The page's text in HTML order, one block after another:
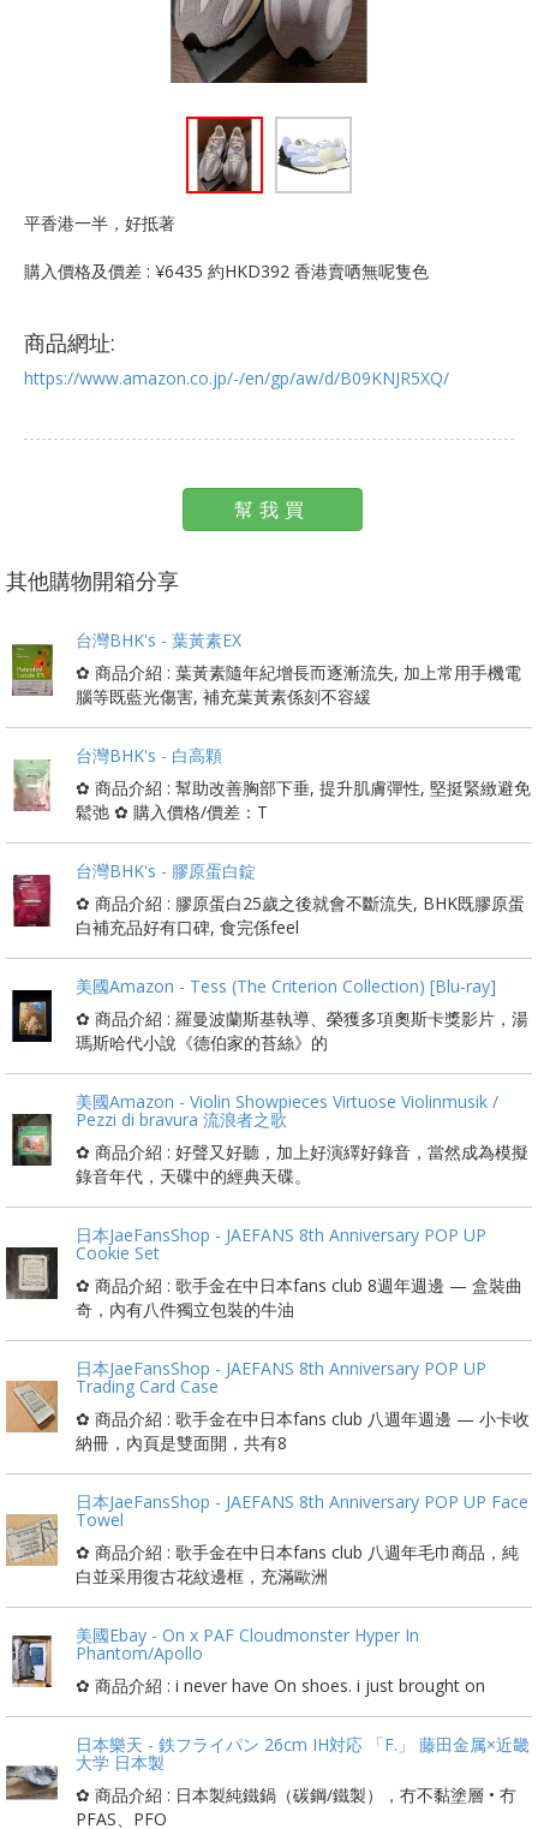
平香港一半，好抵著
購入價格及價差 : ¥6435 約HKD392 香港賣哂無呢隻色
商品網址:
https://www.amazon.co.jp/-/en/gp/aw/d/B09KNJR5XQ/
幫我買
其他購物開箱分享
台灣BHK's - 葉黃素EX
✿ 商品介紹 : 葉黃素隨年紀增長而逐漸流失, 加上常用手機電
腦等既藍光傷害, 補充葉黃素係刻不容緩
台灣BHK's - 白高顆
✿ 商品介紹 : 幫助改善胸部下垂, 提升肌膚彈性, 堅挺緊緻避免
鬆弛 ✿ 購入價格/價差：T
台灣BHK's - 膠原蛋白錠
✿ 商品介紹 : 膠原蛋白25歲之後就會不斷流失, BHK既膠原蛋
白補充品好有口碑, 食完係feel
美國Amazon - Tess (The Criterion Collection) [Blu-ray]
✿ 商品介紹 : 羅曼波蘭斯基執導、榮獲多項奧斯卡獎影片，湯
瑪斯哈代小說《德伯家的苔絲》的
美國Amazon - Violin Showpieces Virtuose Violinmusik /
Pezzi di bravura 流浪者之歌
✿ 商品介紹 : 好聲又好聽，加上好演繹好錄音，當然成為模擬
錄音年代，天碟中的經典天碟。
日本JaeFansShop - JAEFANS 8th Anniversary POP UP
Cookie Set
✿ 商品介紹 : 歌手金在中日本fans club 8週年週邊 — 盒裝曲
奇，內有八件獨立包裝的牛油
日本JaeFansShop - JAEFANS 8th Anniversary POP UP
Trading Card Case
✿ 商品介紹 : 歌手金在中日本fans club 八週年週邊 — 小卡收
納冊，內頁是雙面開，共有8
日本JaeFansShop - JAEFANS 8th Anniversary POP UP Face
Towel
✿ 商品介紹 : 歌手金在中日本fans club 八週年毛巾商品，純
白並采用復古花紋邊框，充滿歐洲
美國Ebay - On x PAF Cloudmonster Hyper In
Phantom/Apollo
✿ 商品介紹 : i never have On shoes. i just brought on
日本樂天 - 鉄フライパン 26cm IH対応 「F.」 藤田金属×近畿
大学 日本製
✿ 商品介紹 : 日本製純鐵鍋（碳鋼/鐵製），冇不黏塗層 • 冇
PFAS、PFO